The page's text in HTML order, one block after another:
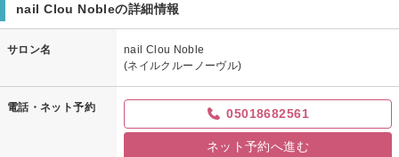
nail Clou Nobleの詳細情報
サロン名
nail Clou Noble
(ネイルクルーノーヴル)
電話・ネット予約 05018682561
ネット予約へ進む